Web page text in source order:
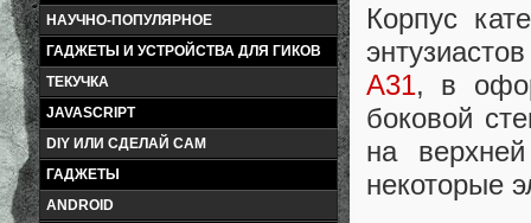
НАУЧНО-ПОПУЛЯРНОЕ
ГАДЖЕТЫ И УСТРОЙСТВА ДЛЯ ГИКОВ
ТЕКУЧКА
JAVASCRIPT
DIY ИЛИ СДЕЛАЙ САМ
ГАДЖЕТЫ
ANDROID
Корпус
A31, в
боковой
на
некоторые